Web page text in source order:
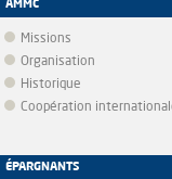
AMMC
Missions
Organisation
Historique
Coopération
ÉPARGNANTS